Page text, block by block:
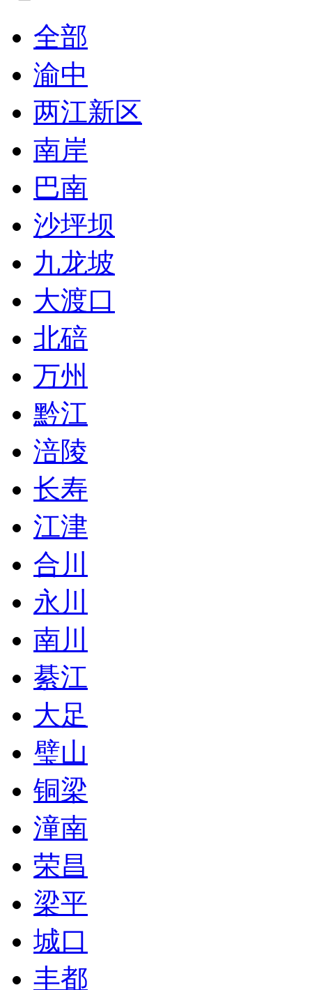
全部
渝中
两江新区
南岸
巴南
沙坪坝
九龙坡
大渡口
北碚
万州
黔江
涪陵
长寿
江津
合川
永川
南川
綦江
大足
璧山
铜梁
潼南
荣昌
梁平
城口
丰都